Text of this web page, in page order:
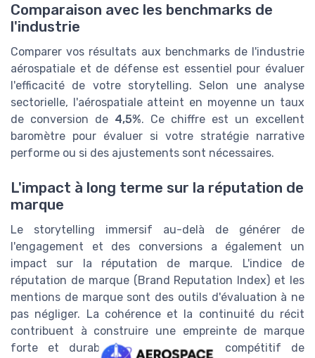
Comparaison avec les benchmarks de
l'industrie
Comparer vos résultats aux benchmarks de l'industrie
aérospatiale et de défense est essentiel pour évaluer
l'efficacité de votre storytelling. Selon une analyse
sectorielle, l'aérospatiale atteint en moyenne un taux
de conversion de 4,5%. Ce chiffre est un excellent
baromètre pour évaluer si votre stratégie narrative
performe ou si des ajustements sont nécessaires.
L'impact à long terme sur la réputation de
marque
Le storytelling immersif au-delà de générer de
l'engagement et des conversions a également un
impact sur la réputation de marque. L'indice de
réputation de marque (Brand Reputation Index) et les
mentions de marque sont des outils d'évaluation à ne
pas négliger. La cohérence et la continuité du récit
contribuent à construire une empreinte de marque
forte et durable dans le secteur compétitif de